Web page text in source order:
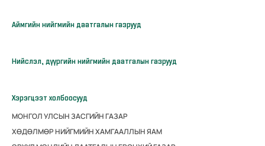
Аймгийн нийгмийн даатгалын газрууд
Нийслэл, дүүргийн нийгмийн даатгалын газрууд
Хэрэгцээт холбоосууд
МОНГОЛ УЛСЫН ЗАСГИЙН ГАЗАР
ХӨДӨЛМӨР НИЙГМИЙН ХАМГААЛЛЫН ЯАМ